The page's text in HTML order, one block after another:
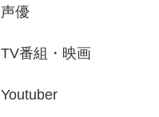
声優
TV番組・映画
Youtuber